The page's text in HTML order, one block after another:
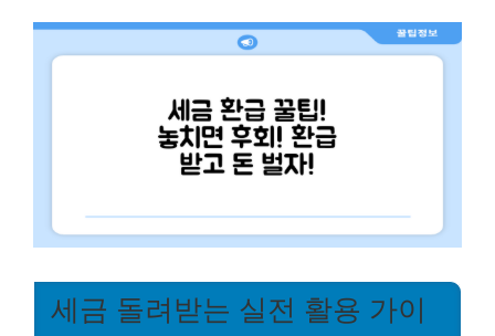
세금 돌려받는 실전 활용 가이